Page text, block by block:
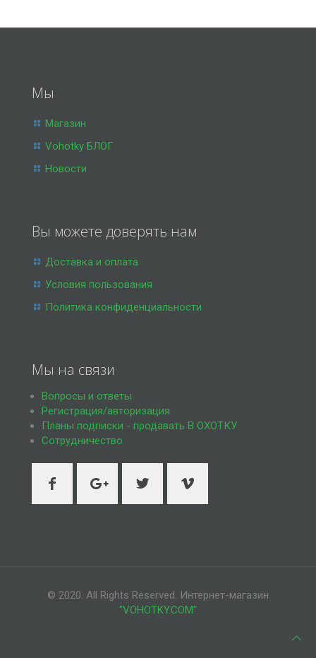
Мы
Магазин
Vohotky БЛОГ
Новости
Вы можете доверять нам
Доставка и оплата
Условия пользования
Политика конфиденциальности
Мы на связи
Вопросы и ответы
Регистрация/авторизация
Планы подписки - продавать В ОХОТКУ
Сотрудничество
© 2020. All Rights Reserved. Интернет-магазин
"VOHOTKY.COM"